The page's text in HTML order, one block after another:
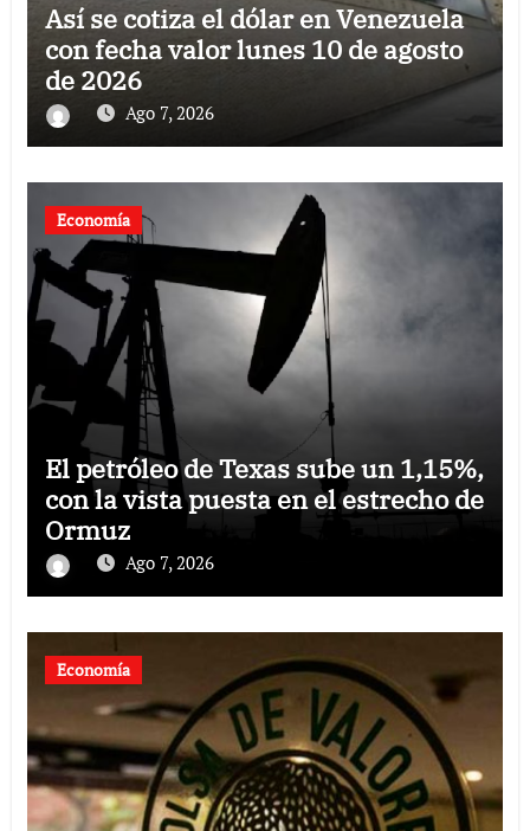
Así se cotiza el dólar en Venezuela
con fecha valor lunes 10 de agosto
de 2026
Ago 7, 2026
Economía
El petróleo de Texas sube un 1,15%,
con la vista puesta en el estrecho de
Ormuz
Ago 7, 2026
Economía